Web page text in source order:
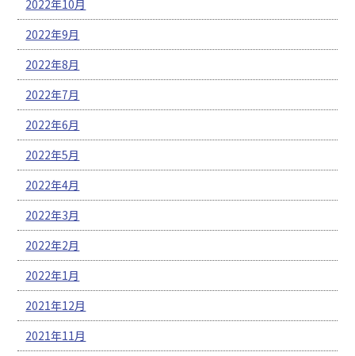
2022年10月
2022年9月
2022年8月
2022年7月
2022年6月
2022年5月
2022年4月
2022年3月
2022年2月
2022年1月
2021年12月
2021年11月